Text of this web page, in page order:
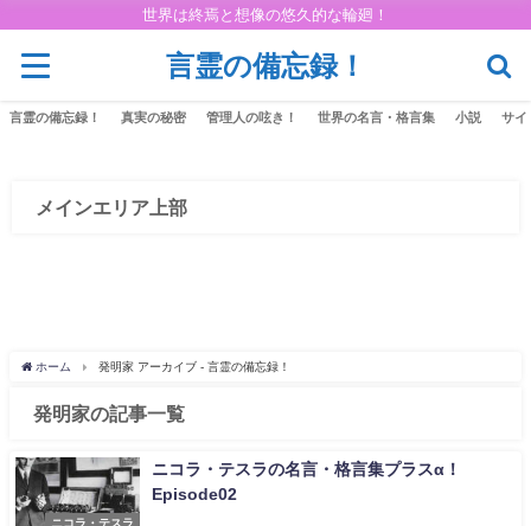
世界は終焉と想像の悠久的な輪廻！
言霊の備忘録！
言霊の備忘録！ 真実の秘密 管理人の呟き！ 世界の名言・格言集 小説 サイ
メインエリア上部
ホーム 発明家 アーカイブ - 言霊の備忘録！
発明家の記事一覧
ニコラ・テスラ
ニコラ・テスラの名言・格言集プラスα！
Episode02